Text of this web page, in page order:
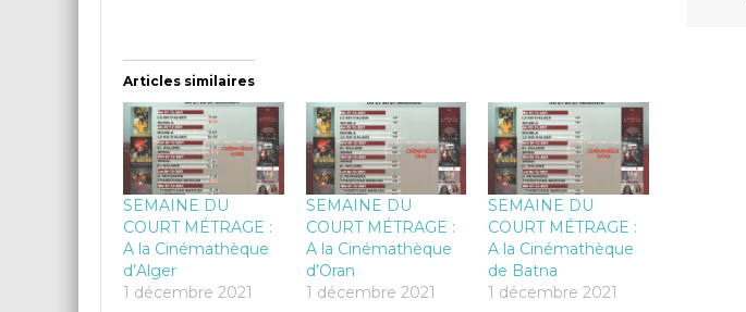
Articles similaires
SEMAINE DU
COURT MÉTRAGE :
A la Cinémathèque
d’Alger
1 décembre 2021
SEMAINE DU
COURT MÉTRAGE :
A la Cinémathèque
d’Oran
1 décembre 2021
SEMAINE DU
COURT MÉTRAGE :
A la Cinémathèque
de Batna
1 décembre 2021